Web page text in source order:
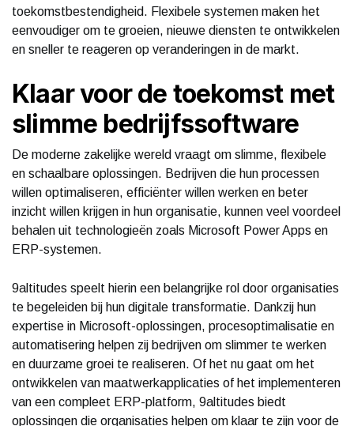
toekomstbestendigheid. Flexibele systemen maken het
eenvoudiger om te groeien, nieuwe diensten te ontwikkelen
en sneller te reageren op veranderingen in de markt.
Klaar voor de toekomst met
slimme bedrijfssoftware
De moderne zakelijke wereld vraagt om slimme, flexibele
en schaalbare oplossingen. Bedrijven die hun processen
willen optimaliseren, efficiënter willen werken en beter
inzicht willen krijgen in hun organisatie, kunnen veel voordeel
behalen uit technologieën zoals Microsoft Power Apps en
ERP-systemen.
9altitudes speelt hierin een belangrijke rol door organisaties
te begeleiden bij hun digitale transformatie. Dankzij hun
expertise in Microsoft-oplossingen, procesoptimalisatie en
automatisering helpen zij bedrijven om slimmer te werken
en duurzame groei te realiseren. Of het nu gaat om het
ontwikkelen van maatwerkapplicaties of het implementeren
van een compleet ERP-platform, 9altitudes biedt
oplossingen die organisaties helpen om klaar te zijn voor de